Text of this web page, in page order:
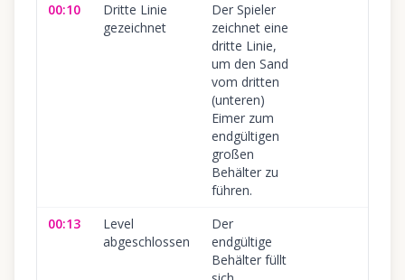
00:10
Dritte Linie
gezeichnet
Der Spieler
zeichnet eine
dritte Linie,
um den Sand
vom dritten
(unteren)
Eimer zum
endgültigen
großen
Behälter zu
führen.
00:13
Level
abgeschlossen
Der
endgültige
Behälter füllt